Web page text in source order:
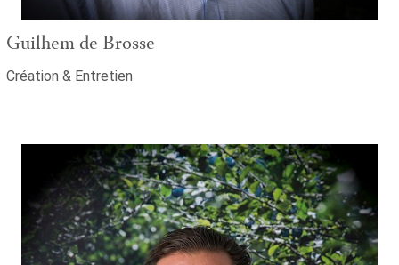
Guilhem de Brosse
Création & Entretien